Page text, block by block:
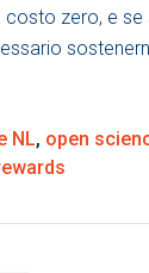
costo zero, e
NL, open